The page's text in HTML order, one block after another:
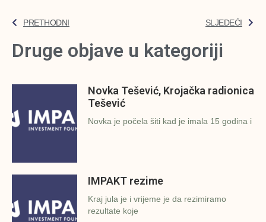
PRETHODNI SLJEDEĆI
Druge objave u kategoriji
Novka Tešević, Krojačka radionica
Tešević
Novka je počela šiti kad je imala 15 godina i
IMPAKT rezime
Kraj jula je i vrijeme je da rezimiramo
rezultate koje